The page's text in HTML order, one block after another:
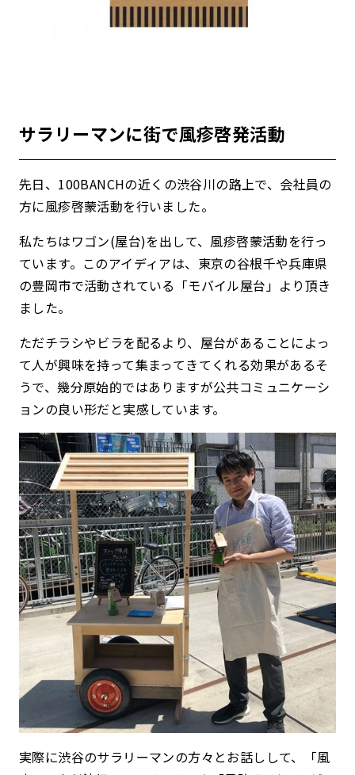
サラリーマンに街で風疹啓発活動
先日、100BANCHの近くの渋谷川の路上で、会社員の
方に風疹啓蒙活動を行いました。
私たちはワゴン(屋台)を出して、風疹啓蒙活動を行っ
ています。このアイディアは、東京の谷根千や兵庫県
の豊岡市で活動されている「モバイル屋台」より頂き
ました。
ただチラシやビラを配るより、屋台があることによっ
て人が興味を持って集まってきてくれる効果があるそ
うで、幾分原始的ではありますが公共コミュニケーシ
ョンの良い形だと実感しています。
実際に渋谷のサラリーマンの方々とお話しして、「風